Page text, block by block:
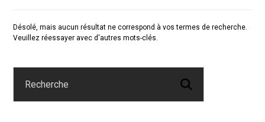
Désolé, mais aucun résultat ne correspond à vos termes de recherche.
Veuillez réessayer avec d'autres mots-clés.